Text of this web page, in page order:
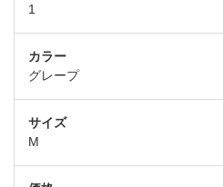
1
グレープ
M